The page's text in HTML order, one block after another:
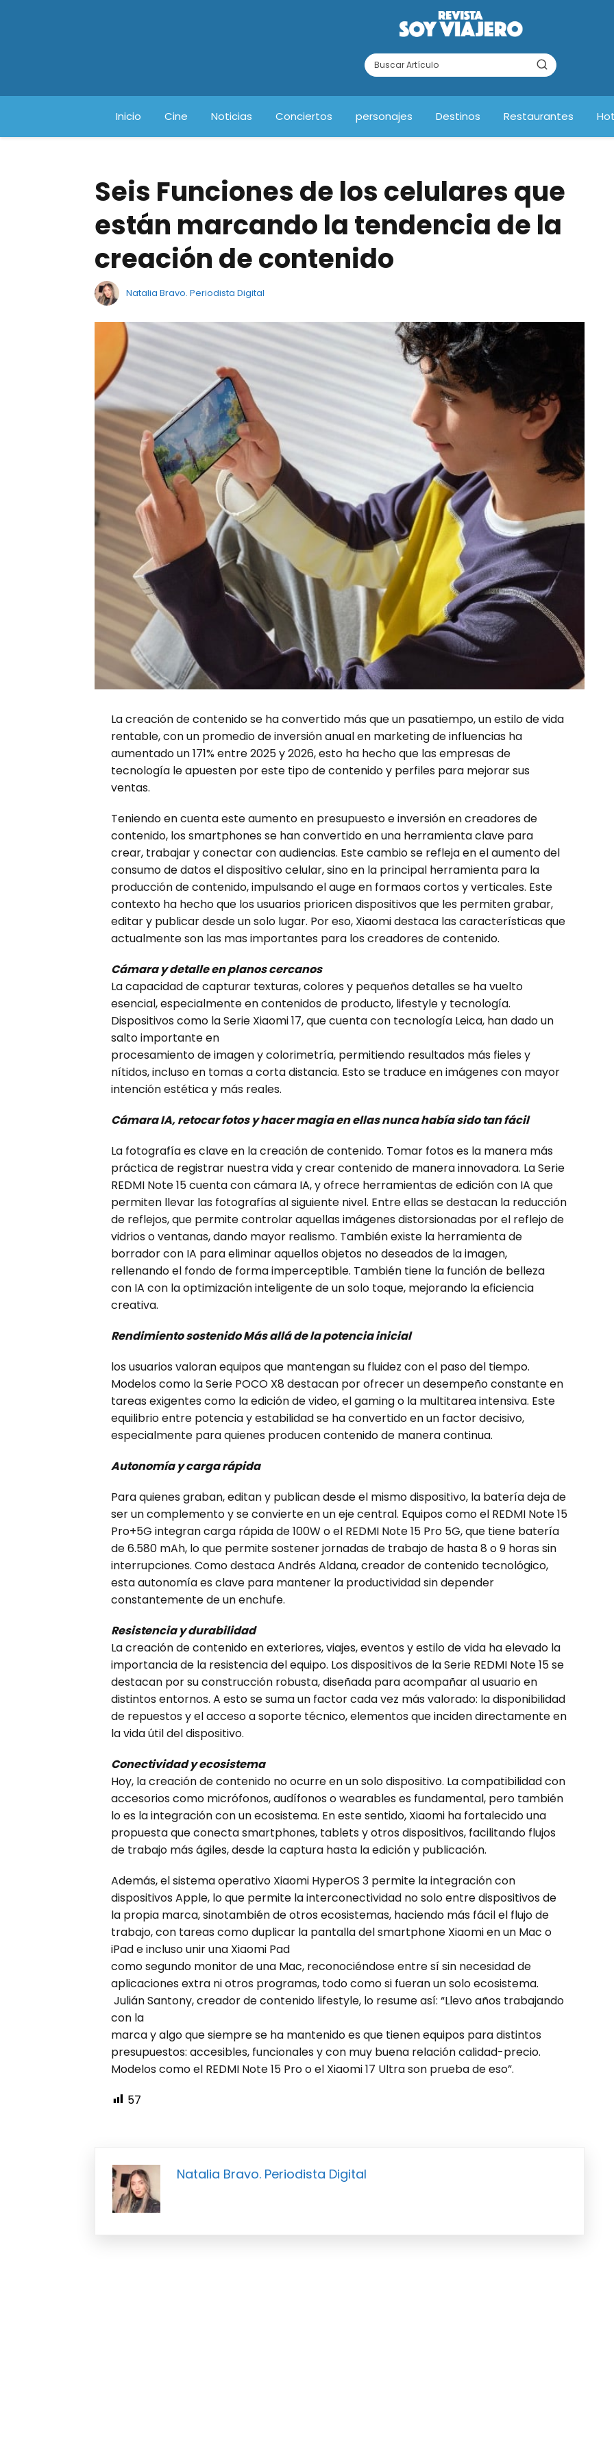
Inicio Cine Noticias Conciertos personajes Destinos Restaurantes
Seis Funciones de los celulares que
están marcando la tendencia de la
creación de contenido
Natalia Bravo. Periodista Digital
La creación de contenido se ha convertido más que un pasatiempo, un estilo de vida
rentable, con un promedio de inversión anual en marketing de influencias ha
aumentado un 171% entre 2025 y 2026, esto ha hecho que las empresas de
tecnología le apuesten por este tipo de contenido y perfiles para mejorar sus
ventas.
Teniendo en cuenta este aumento en presupuesto e inversión en creadores de
contenido, los smartphones se han convertido en una herramienta clave para
crear, trabajar y conectar con audiencias. Este cambio se refleja en el aumento del
consumo de datos el dispositivo celular, sino en la principal herramienta para la
producción de contenido, impulsando el auge en formaos cortos y verticales. Este
contexto ha hecho que los usuarios prioricen dispositivos que les permiten grabar,
editar y publicar desde un solo lugar. Por eso, Xiaomi destaca las características que
actualmente son las mas importantes para los creadores de contenido.
Cámara y detalle en planos cercanos
La capacidad de capturar texturas, colores y pequeños detalles se ha vuelto
esencial, especialmente en contenidos de producto, lifestyle y tecnología.
Dispositivos como la Serie Xiaomi 17, que cuenta con tecnología Leica, han dado un
salto importante en
procesamiento de imagen y colorimetría, permitiendo resultados más fieles y
nítidos, incluso en tomas a corta distancia. Esto se traduce en imágenes con mayor
intención estética y más reales.
Cámara IA, retocar fotos y hacer magia en ellas nunca había sido tan fácil
La fotografía es clave en la creación de contenido. Tomar fotos es la manera más
práctica de registrar nuestra vida y crear contenido de manera innovadora. La Serie
REDMI Note 15 cuenta con cámara IA, y ofrece herramientas de edición con IA que
permiten llevar las fotografías al siguiente nivel. Entre ellas se destacan la reducción
de reflejos, que permite controlar aquellas imágenes distorsionadas por el reflejo de
vidrios o ventanas, dando mayor realismo. También existe la herramienta de
borrador con IA para eliminar aquellos objetos no deseados de la imagen,
rellenando el fondo de forma imperceptible. También tiene la función de belleza
con IA con la optimización inteligente de un solo toque, mejorando la eficiencia
creativa.
Rendimiento sostenido Más allá de la potencia inicial
los usuarios valoran equipos que mantengan su fluidez con el paso del tiempo.
Modelos como la Serie POCO X8 destacan por ofrecer un desempeño constante en
tareas exigentes como la edición de video, el gaming o la multitarea intensiva. Este
equilibrio entre potencia y estabilidad se ha convertido en un factor decisivo,
especialmente para quienes producen contenido de manera continua.
Autonomía y carga rápida
Para quienes graban, editan y publican desde el mismo dispositivo, la batería deja de
ser un complemento y se convierte en un eje central. Equipos como el REDMI Note 15
Pro+5G integran carga rápida de 100W o el REDMI Note 15 Pro 5G, que tiene batería
de 6.580 mAh, lo que permite sostener jornadas de trabajo de hasta 8 o 9 horas sin
interrupciones. Como destaca Andrés Aldana, creador de contenido tecnológico,
esta autonomía es clave para mantener la productividad sin depender
constantemente de un enchufe.
Resistencia y durabilidad
La creación de contenido en exteriores, viajes, eventos y estilo de vida ha elevado la
importancia de la resistencia del equipo. Los dispositivos de la Serie REDMI Note 15 se
destacan por su construcción robusta, diseñada para acompañar al usuario en
distintos entornos. A esto se suma un factor cada vez más valorado: la disponibilidad
de repuestos y el acceso a soporte técnico, elementos que inciden directamente en
la vida útil del dispositivo.
Conectividad y ecosistema
Hoy, la creación de contenido no ocurre en un solo dispositivo. La compatibilidad con
accesorios como micrófonos, audífonos o wearables es fundamental, pero también
lo es la integración con un ecosistema. En este sentido, Xiaomi ha fortalecido una
propuesta que conecta smartphones, tablets y otros dispositivos, facilitando flujos
de trabajo más ágiles, desde la captura hasta la edición y publicación.
Además, el sistema operativo Xiaomi HyperOS 3 permite la integración con
dispositivos Apple, lo que permite la interconectividad no solo entre dispositivos de
la propia marca, sinotambién de otros ecosistemas, haciendo más fácil el flujo de
trabajo, con tareas como duplicar la pantalla del smartphone Xiaomi en un Mac o
iPad e incluso unir una Xiaomi Pad
como segundo monitor de una Mac, reconociéndose entre sí sin necesidad de
aplicaciones extra ni otros programas, todo como si fueran un solo ecosistema.
Julián Santony, creador de contenido lifestyle, lo resume así: “Llevo años trabajando
con la
marca y algo que siempre se ha mantenido es que tienen equipos para distintos
presupuestos: accesibles, funcionales y con muy buena relación calidad-precio.
Modelos como el REDMI Note 15 Pro o el Xiaomi 17 Ultra son prueba de eso”.
57
Natalia Bravo. Periodista Digital